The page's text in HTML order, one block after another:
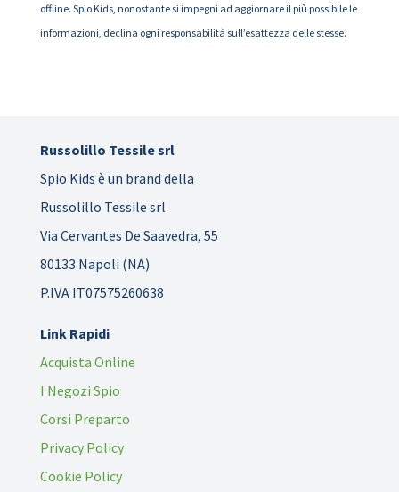
offline. Spio Kids, nonostante si impegni ad aggiornare il più possibile le
informazioni, declina ogni responsabilità sull’esattezza delle stesse.
Russolillo Tessile srl
Spio Kids è un brand della
Russolillo Tessile srl
Via Cervantes De Saavedra, 55
80133 Napoli (NA)
P.IVA IT07575260638
Link Rapidi
Acquista Online
I Negozi Spio
Corsi Preparto
Privacy Policy
Cookie Policy